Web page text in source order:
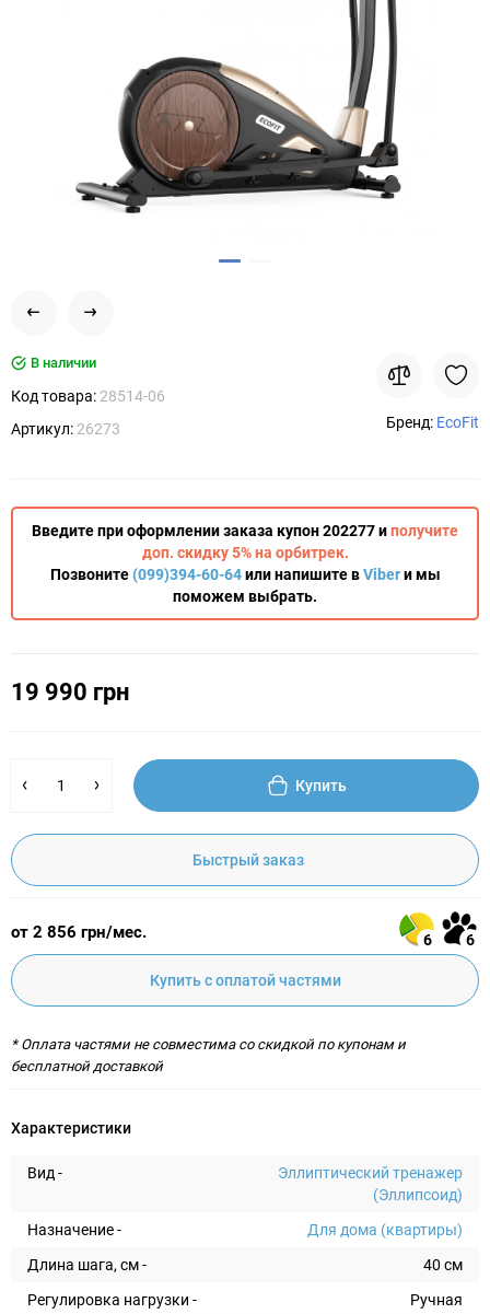
В наличии
Код товара: 28514-06
Артикул: 26273 Бренд: EcoFit
Введите при оформлении заказа купон 202277 иполучите
доп. скидку 5% на орбитрек.
Позвоните(099)394-60-64или напишите вViberи мы
поможем выбрать.
19 990 грн
Купить
Быстрый заказ
от 2 856 грн/мес. 6 6
Купить с оплатой частями
* Оплата частями не совместима со скидкой по купонам и
бесплатной доставкой
Характеристики
Вид -
Эллиптический тренажер
(Эллипсоид)
Назначение -
Для дома (квартиры)
Длина шага, см -
40 см
Регулировка нагрузки -
Ручная